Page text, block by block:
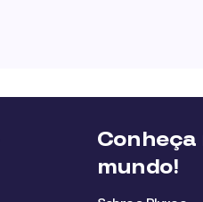
Conheça
mundo!